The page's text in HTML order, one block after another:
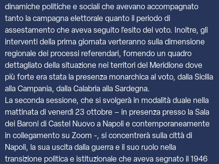
dinamiche politiche e sociali che avevano accompagnato
tanto la campagna elettorale quanto il periodo di
assestamento che aveva seguito l’esito del voto. Inoltre, gli
interventi della prima giornata verteranno sulla dimensione
regionale dei processi referendari, fornendo un quadro
dettagliato della situazione nei territori del Meridione dove
più forte era stata la presenza monarchica al voto, dalla Sicilia
alla Campania, dalla Calabria alla Sardegna.
La seconda sessione, che si svolgerà in modalità duale nella
mattinata di venerdì 23 ottobre – in presenza presso la Sala
dei Baroni di Castel Nuovo a Napoli e contemporaneamente
in collegamento su Zoom -, si concentrerà sulla città di
Napoli, la sua uscita dalla guerra e il suo ruolo nella
transizione politica e istituzionale che aveva segnato il 1946